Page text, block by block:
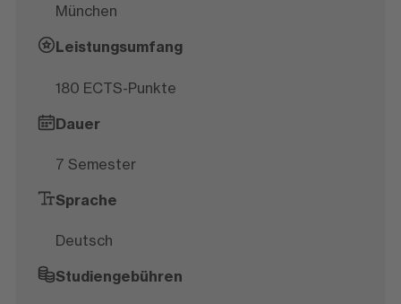
München
Leistungsumfang
180 ECTS-Punkte
Dauer
7 Semester
Sprache
Deutsch
Studiengebühren